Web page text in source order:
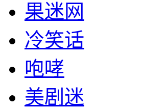
果迷网
冷笑话
咆哮
美剧迷